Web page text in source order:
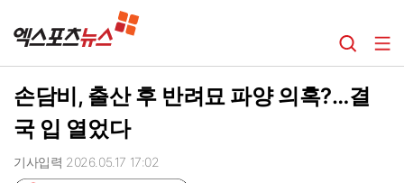
손담비, 출산 후 반려묘 파양 의혹?…결
국 입 열었다
기사입력 2026.05.17 17:02